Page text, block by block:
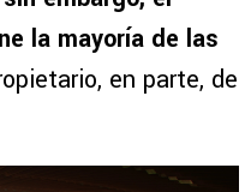
la mayoría de las
en parte, de